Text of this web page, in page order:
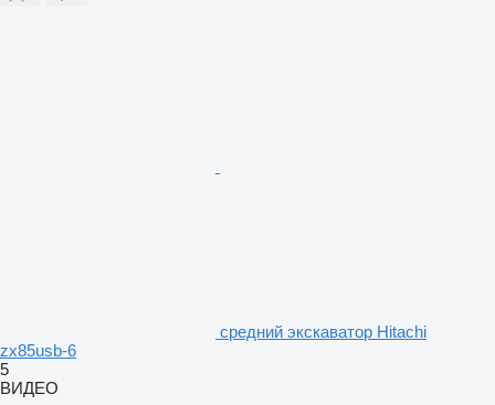
средний экскаватор Hitachi
zx85usb-6
5
ВИДЕО